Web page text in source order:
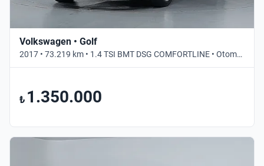
Volkswagen • Golf
2017 • 73.219 km • 1.4 TSI BMT DSG COMFORTLINE • Otomatik
₺ 1.350.000